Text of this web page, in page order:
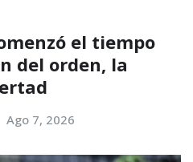
el tiempo
del orden, la
Ago 7, 2026